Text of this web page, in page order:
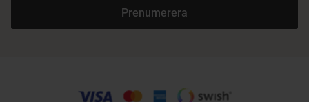
Prenumerera